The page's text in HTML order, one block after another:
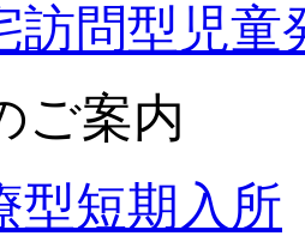
訪問型児童
ご案内
型短期入所